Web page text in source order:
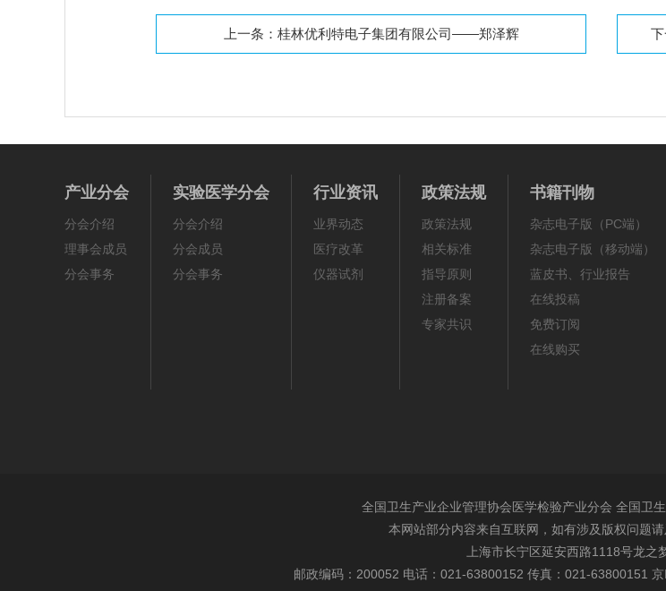
上一条： 桂林优利特电子集团有限公司——郑泽辉 下
产业分会
分会介绍
理事会成员
分会事务
实验医学分会
分会介绍
分会成员
分会事务
行业资讯
业界动态
医疗改革
仪器试剂
政策法规
政策法规
相关标准
指导原则
注册备案
专家共识
书籍刊物
杂志电子版（PC端）
杂志电子版（移动端）
蓝皮书、行业报告
在线投稿
免费订阅
在线购买
全国卫生产业企业管理协会医学检验产业分会 全国卫
本网站部分内容来自互联网，如有涉及版权问题
上海市长宁区延安西路1118号龙之
邮政编码：200052 电话：021-63800152 传真：021-63800151